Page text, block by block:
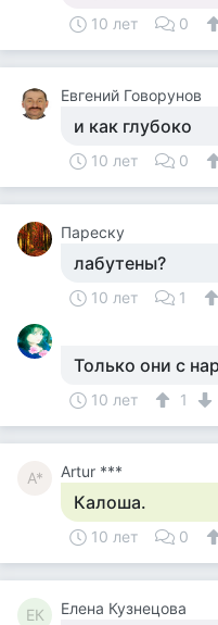
10 лет 0
Евгений Говорунов
и как глубоко
10 лет 0
Пареску
лабутены?
10 лет 1
Только они с
10 лет 1
A* Artur ***
Калоша.
10 лет 0
ЕК Елена Кузнецова